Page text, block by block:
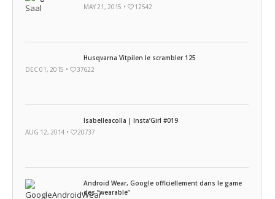
MAY 21, 2015 •
12542
Husqvarna Vitpilen le scrambler 125
DEC 01, 2015 •
37622
Isabelleacolla | Insta’Girl #019
AUG 12, 2014 •
20737
Android Wear, Google officiellement dans le game
des “wearable”